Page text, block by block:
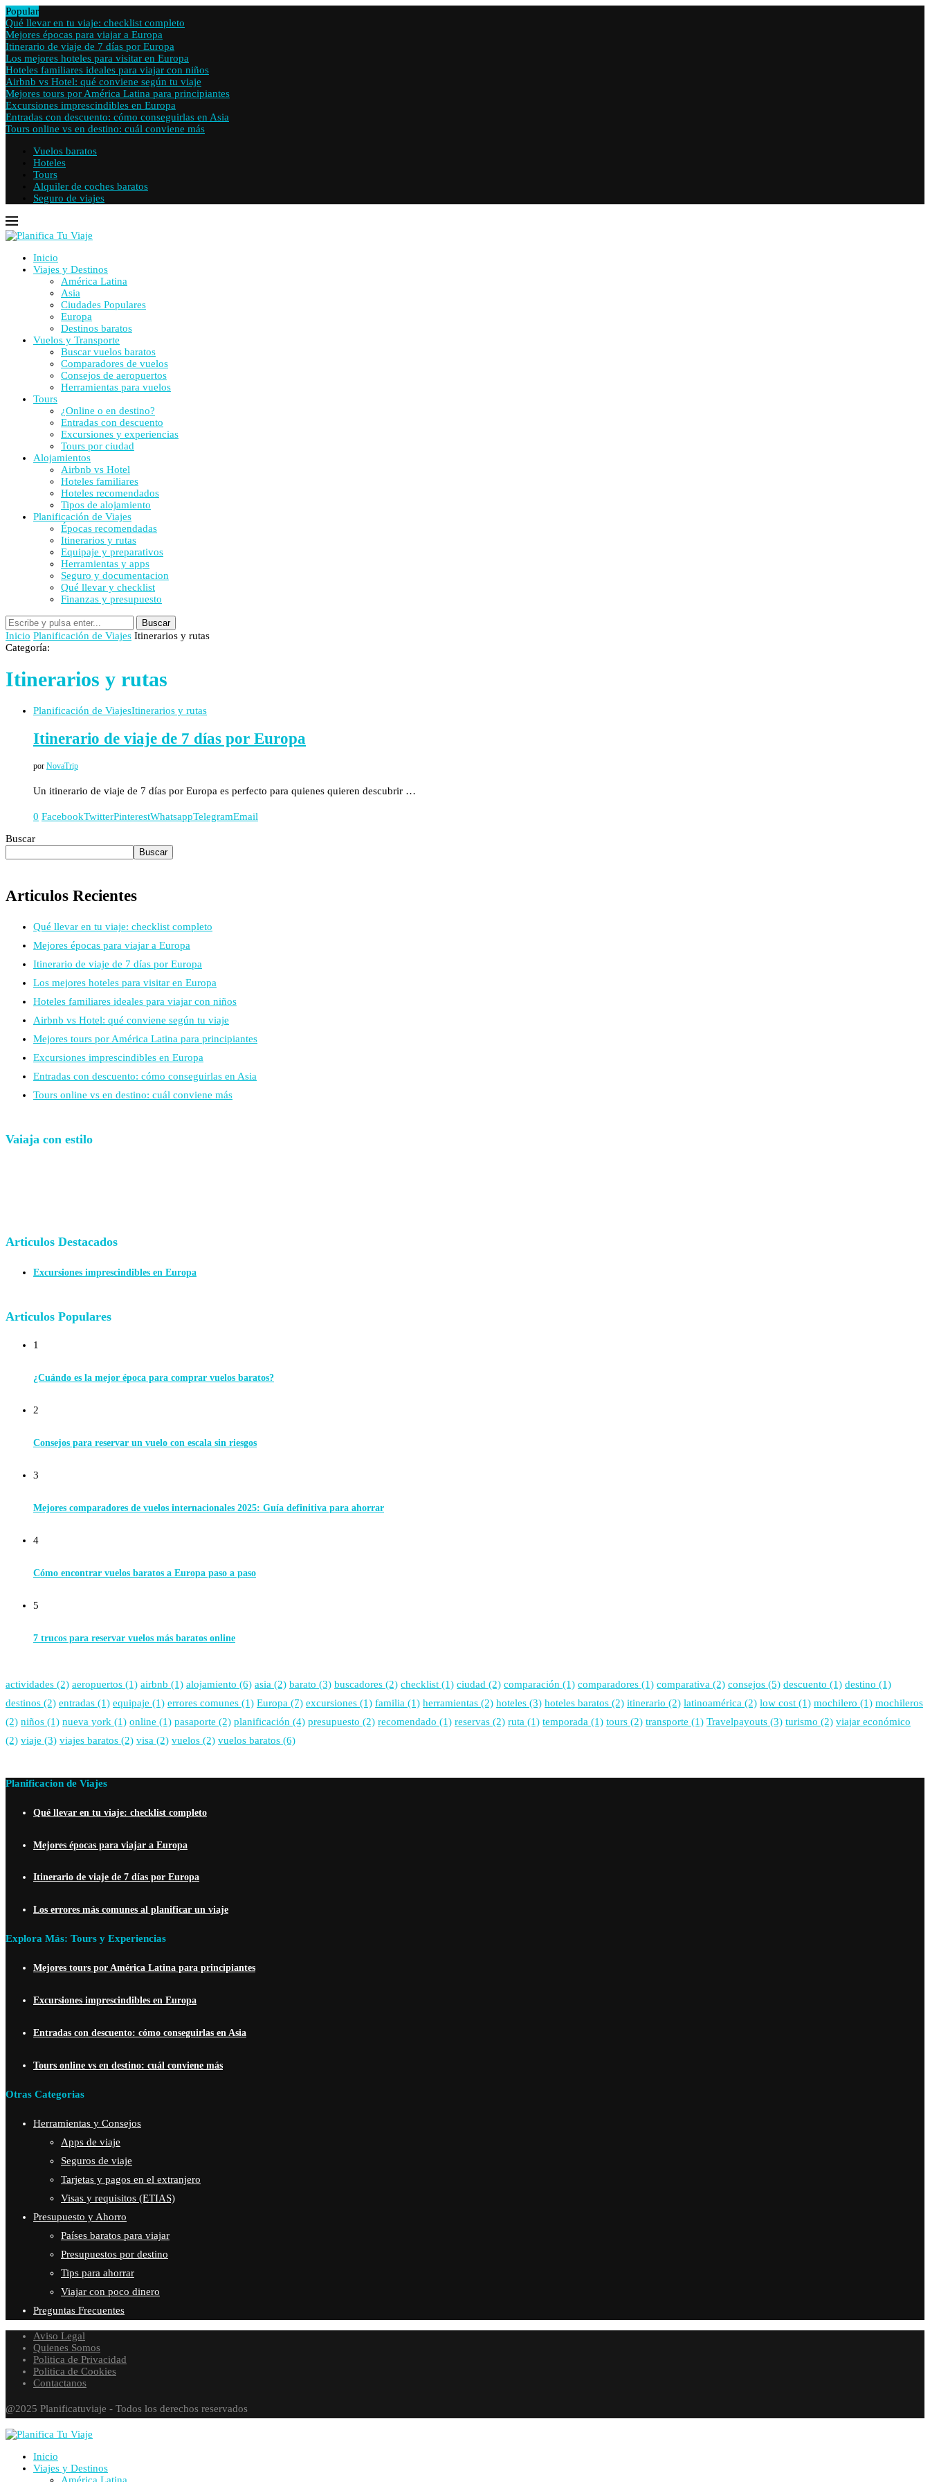
Popular
Qué llevar en tu viaje: checklist completo
Mejores épocas para viajar a Europa
Itinerario de viaje de 7 días por Europa
Los mejores hoteles para visitar en Europa
Hoteles familiares ideales para viajar con niños
Airbnb vs Hotel: qué conviene según tu viaje
Mejores tours por América Latina para principiantes
Excursiones imprescindibles en Europa
Entradas con descuento: cómo conseguirlas en Asia
Tours online vs en destino: cuál conviene más
Vuelos baratos
Hoteles
Tours
Alquiler de coches baratos
Seguro de viajes
Inicio
Viajes y Destinos
América Latina
Asia
Ciudades Populares
Europa
Destinos baratos
Vuelos y Transporte
Buscar vuelos baratos
Comparadores de vuelos
Consejos de aeropuertos
Herramientas para vuelos
Tours
¿Online o en destino?
Entradas con descuento
Excursiones y experiencias
Tours por ciudad
Alojamientos
Airbnb vs Hotel
Hoteles familiares
Hoteles recomendados
Tipos de alojamiento
Planificación de Viajes
Épocas recomendadas
Itinerarios y rutas
Equipaje y preparativos
Herramientas y apps
Seguro y documentacion
Qué llevar y checklist
Finanzas y presupuesto
Buscar
Inicio Planificación de Viajes Itinerarios y rutas
Categoría:
Itinerarios y rutas
Planificación de ViajesItinerarios y rutas
Itinerario de viaje de 7 días por Europa
por NovaTrip
Un itinerario de viaje de 7 días por Europa es perfecto para quienes quieren descubrir …
0 FacebookTwitterPinterestWhatsappTelegramEmail
Buscar
Buscar
Articulos Recientes
Qué llevar en tu viaje: checklist completo
Mejores épocas para viajar a Europa
Itinerario de viaje de 7 días por Europa
Los mejores hoteles para visitar en Europa
Hoteles familiares ideales para viajar con niños
Airbnb vs Hotel: qué conviene según tu viaje
Mejores tours por América Latina para principiantes
Excursiones imprescindibles en Europa
Entradas con descuento: cómo conseguirlas en Asia
Tours online vs en destino: cuál conviene más
Vaiaja con estilo
Articulos Destacados
Excursiones imprescindibles en Europa
Articulos Populares
1
¿Cuándo es la mejor época para comprar vuelos baratos?
2
Consejos para reservar un vuelo con escala sin riesgos
3
Mejores comparadores de vuelos internacionales 2025: Guía definitiva para ahorrar
4
Cómo encontrar vuelos baratos a Europa paso a paso
5
7 trucos para reservar vuelos más baratos online
actividades (2) aeropuertos (1) airbnb (1) alojamiento (6) asia (2) barato (3) buscadores (2) checklist (1) ciudad (2) comparación (1) comparadores (1) comparativa (2) consejos (5) descuento (1) destino (1)
destinos (2) entradas (1) equipaje (1) errores comunes (1) Europa (7) excursiones (1) familia (1) herramientas (2) hoteles (3) hoteles baratos (2) itinerario (2) latinoamérica (2) low cost (1) mochilero (1) mochileros
(2) niños (1) nueva york (1) online (1) pasaporte (2) planificación (4) presupuesto (2) recomendado (1) reservas (2) ruta (1) temporada (1) tours (2) transporte (1) Travelpayouts (3) turismo (2) viajar económico
(2) viaje (3) viajes baratos (2) visa (2) vuelos (2) vuelos baratos (6)
Planificacion de Viajes
Qué llevar en tu viaje: checklist completo
Mejores épocas para viajar a Europa
Itinerario de viaje de 7 días por Europa
Los errores más comunes al planificar un viaje
Explora Más: Tours y Experiencias
Mejores tours por América Latina para principiantes
Excursiones imprescindibles en Europa
Entradas con descuento: cómo conseguirlas en Asia
Tours online vs en destino: cuál conviene más
Otras Categorias
Herramientas y Consejos
Apps de viaje
Seguros de viaje
Tarjetas y pagos en el extranjero
Visas y requisitos (ETIAS)
Presupuesto y Ahorro
Países baratos para viajar
Presupuestos por destino
Tips para ahorrar
Viajar con poco dinero
Preguntas Frecuentes
Aviso Legal
Quienes Somos
Politica de Privacidad
Politica de Cookies
Contactanos
@2025 Planificatuviaje - Todos los derechos reservados
Inicio
Viajes y Destinos